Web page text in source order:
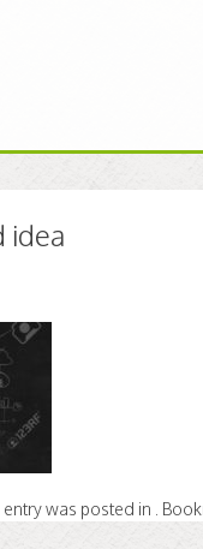
idea
entry was posted in .